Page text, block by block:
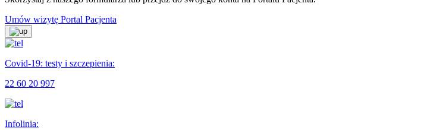
Umów wizytę Portal Pacjenta
Covid-19: testy i szczepienia:
22 60 20 997
Infolinia: